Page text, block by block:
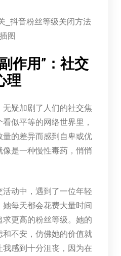
作用”：社交
理
疑加剧了人们的社交焦
似平等的网络世界里，
的差异而感到自卑或优
是一种慢性毒药，悄悄
动中，遇到了一位年轻
每天都会花费大量时间
更高的粉丝等级。她的
和不安，仿佛她的价值就
感到十分沮丧，因为在